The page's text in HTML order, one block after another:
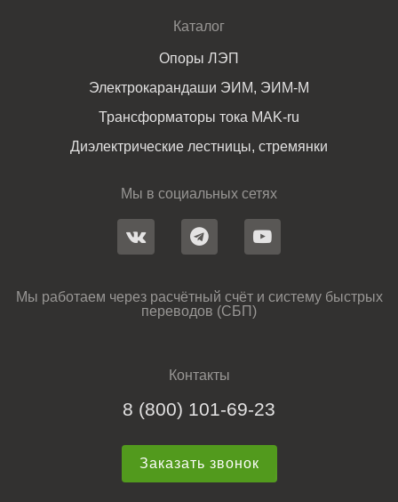
Каталог
Опоры ЛЭП
Электрокарандаши ЭИМ, ЭИМ-М
Трансформаторы тока MAK-ru
Диэлектрические лестницы, стремянки
Мы в социальных сетях
Мы работаем через расчётный счёт и систему быстрых
переводов (СБП)
Контакты
8 (800) 101-69-23
Заказать звонок